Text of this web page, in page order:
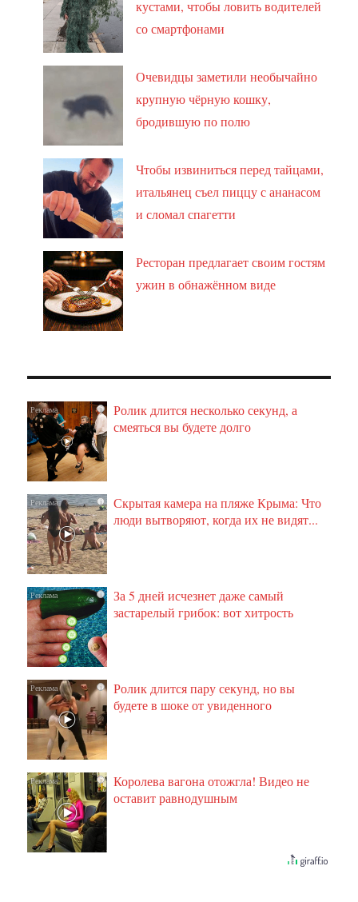
кустами, чтобы ловить водителей
со смартфонами
Очевидцы заметили необычайно
крупную чёрную кошку,
бродившую по полю
Чтобы извиниться перед тайцами,
итальянец съел пиццу с ананасом
и сломал спагетти
Ресторан предлагает своим гостям
ужин в обнажённом виде
i
Ролик длится несколько секунд, а
смеяться вы будете долго
i
Скрытая камера на пляже Крыма: Что
люди вытворяют, когда их не видят...
i
За 5 дней исчезнет даже самый
застарелый грибок: вот хитрость
i
Ролик длится пару секунд, но вы
будете в шоке от увиденного
i
Королева вагона отожгла! Видео не
оставит равнодушным